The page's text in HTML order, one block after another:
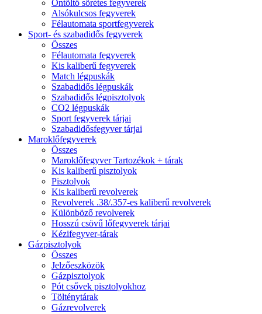
Öntöltő sörétes fegyverek
Alsókulcsos fegyverek
Félautomata sportfegyverek
Sport- és szabadidős fegyverek
Összes
Félautomata fegyverek
Kis kaliberű fegyverek
Match légpuskák
Szabadidős légpuskák
Szabadidős légpisztolyok
CO2 légpuskák
Sport fegyverek tárjai
Szabadidősfegyver tárjai
Maroklőfegyverek
Összes
Maroklőfegyver Tartozékok + tárak
Kis kaliberű pisztolyok
Pisztolyok
Kis kaliberű revolverek
Revolverek .38/.357-es kaliberű revolverek
Különböző revolverek
Hosszú csövű lőfegyverek tárjai
Kézifegyver-tárak
Gázpisztolyok
Összes
Jelzőeszközök
Gázpisztolyok
Pót csővek pisztolyokhoz
Tölténytárak
Gázrevolverek